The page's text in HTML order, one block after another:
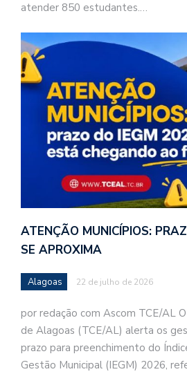
atender 850 estudantes.…
ATENÇÃO MUNICÍPIOS:
SE APROXIMA
Alagoas 22 de julho de 2026
por redação com Ascom TCE/AL
de Alagoas (TCE/AL) alerta os
prazo para preenchimento do
Gestão Municipal (IEGM) 2026,